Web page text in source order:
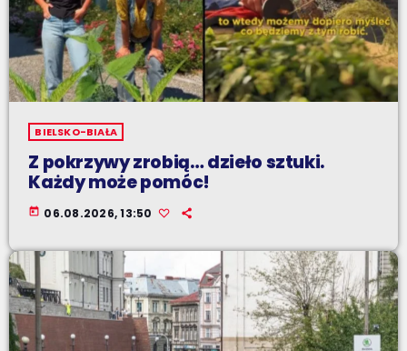
BIELSKO-BIAŁA
Z pokrzywy zrobią… dzieło sztuki.
Każdy może pomóc!
today 06.08.2026, 13:50